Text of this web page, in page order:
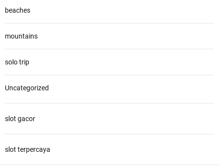
beaches
mountains
solo trip
Uncategorized
slot gacor
slot terpercaya